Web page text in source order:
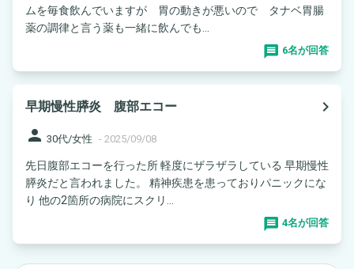
ムを毎食飲んでいますが 胃の動きが悪いので タナベ胃腸
薬の調律と言う薬も一緒に飲んでも...
6名が回答
早期慢性膵炎 腹部エコー
navigate_next
person 30代/女性 - 2025/09/08
先日腹部エコーを行った所 軽度にザラザラしている 早期慢性
膵炎だと言われました。 精神疾患を患っておりパニックにな
り 他の2箇所の病院にスクリ...
4名が回答